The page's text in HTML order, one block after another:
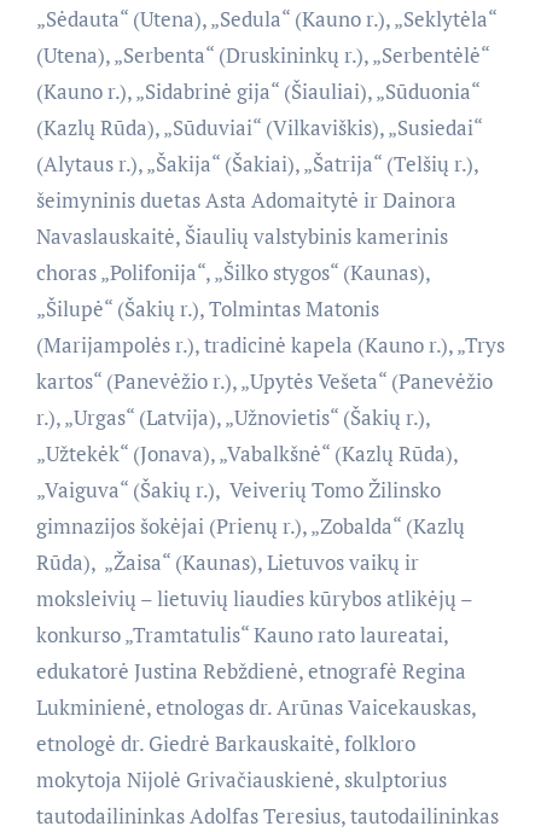
„Sėdauta“ (Utena), „Sedula“ (Kauno r.), „Seklytėla“
(Utena), „Serbenta“ (Druskininkų r.), „Serbentėlė“
(Kauno r.), „Sidabrinė gija“ (Šiauliai), „Sūduonia“
(Kazlų Rūda), „Sūduviai“ (Vilkaviškis), „Susiedai“
(Alytaus r.), „Šakija“ (Šakiai), „Šatrija“ (Telšių r.),
šeimyninis duetas Asta Adomaitytė ir Dainora
Navaslauskaitė, Šiaulių valstybinis kamerinis
choras „Polifonija“, „Šilko stygos“ (Kaunas),
„Šilupė“ (Šakių r.), Tolmintas Matonis
(Marijampolės r.), tradicinė kapela (Kauno r.), „Trys
kartos“ (Panevėžio r.), „Upytės Vešeta“ (Panevėžio
r.), „Urgas“ (Latvija), „Užnovietis“ (Šakių r.),
„Užtekėk“ (Jonava), „Vabalkšnė“ (Kazlų Rūda),
„Vaiguva“ (Šakių r.), Veiverių Tomo Žilinsko
gimnazijos šokėjai (Prienų r.), „Zobalda“ (Kazlų
Rūda), „Žaisa“ (Kaunas), Lietuvos vaikų ir
moksleivių – lietuvių liaudies kūrybos atlikėjų –
konkurso „Tramtatulis“ Kauno rato laureatai,
edukatorė Justina Rebždienė, etnografė Regina
Lukminienė, etnologas dr. Arūnas Vaicekauskas,
etnologė dr. Giedrė Barkauskaitė, folkloro
mokytoja Nijolė Grivačiauskienė, skulptorius
tautodailininkas Adolfas Teresius, tautodailininkas